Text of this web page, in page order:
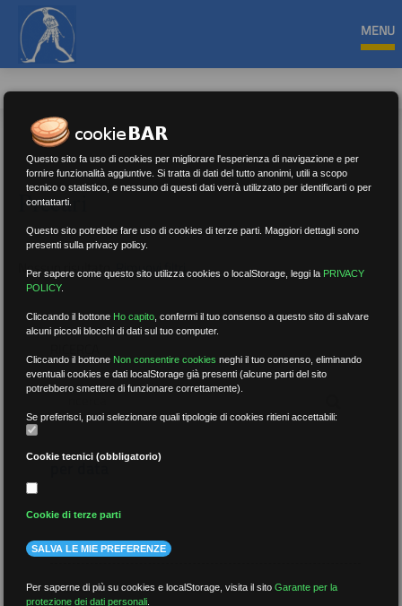
MENU
Precari
Nessun risultato.Rimuovi filtri
per data
più recenti
Questo sito fa uso di cookies per migliorare l'esperienza di navigazione e per
fornire funzionalità aggiuntive. Si tratta di dati del tutto anonimi, utili a scopo
tecnico o statistico, e nessuno di questi dati verrà utilizzato per identificarti o per
contattarti.
Questo sito potrebbe fare uso di cookies di terze parti. Maggiori dettagli sono
presenti sulla privacy policy.
Per sapere come questo sito utilizza cookies o localStorage, leggi la PRIVACY
POLICY.
Cliccando il bottone Ho capito ,confermi il tuo consenso a questo sito di salvare
alcuni piccoli blocchi di dati sul tuo computer.
Cliccando il bottone Non consentire cookies neghi il tuo consenso, eliminando
eventuali cookies e dati localStorage già presenti (alcune parti del sito
potrebbero smettere di funzionare correttamente).
Se preferisci, puoi selezionare quali tipologie di cookies ritieni accettabili:
Cookie tecnici (obbligatorio)
Cookie di terze parti
SALVA LE MIE PREFERENZE
Per saperne di più su cookies e localStorage, visita il sitoGarante per la
protezione dei dati personali